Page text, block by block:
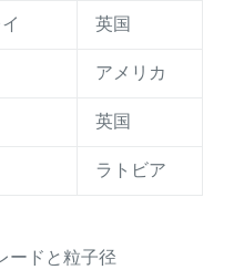
英国
アメリカ
英国
ラトビア
ードと粒子径